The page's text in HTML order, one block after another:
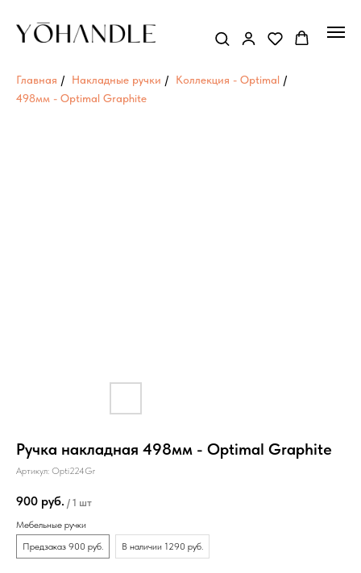
Главная / Накладные ручки / Коллекция - Optimal /
498мм - Optimal Graphite
Ручка накладная 498мм - Optimal Graphite
Артикул: Opti224Gr
900 руб. / 1 шт
Мебельные ручки
Предзаказ 900 руб.
В наличии 1290 руб.